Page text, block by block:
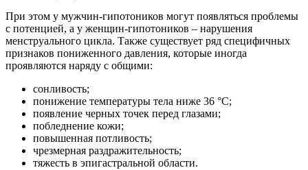
При этом у мужчин-гипотоников могут появляться проблемы
с потенцией, а у женщин-гипотоников – нарушения
менструального цикла. Также существует ряд специфичных
признаков пониженного давления, которые иногда
проявляются наряду с общими:
сонливость;
понижение температуры тела ниже 36 °C;
появление черных точек перед глазами;
побледнение кожи;
повышенная потливость;
чрезмерная раздражительность;
тяжесть в эпигастральной области.